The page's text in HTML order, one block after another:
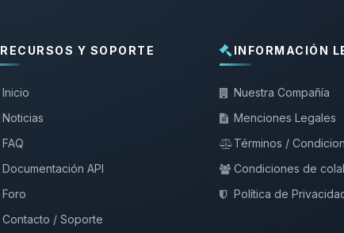
RECURSOS Y SOPORTE
Inicio
Noticias
FAQ
Documentación API
Foro
Contacto / Soporte
INFORMACIÓN
Nuestra Compañía
Menciones Legales
Términos /
Condiciones de
Política de